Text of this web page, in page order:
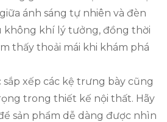
ánh sáng tự nhiên và đèn
không khí lý tưởng, đồng thời
thấy thoải mái khi khám phá
sắp xếp các kệ trưng bày cũng
trong thiết kế nội thất. Hãy
sản phẩm dễ dàng được nhìn